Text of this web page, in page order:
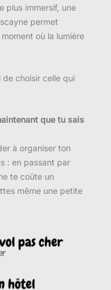
plus immersif, une
permet
où la lumière
choisir celle qui
que tu sais
à organiser ton
: en passant par
te coûte un
même une petite